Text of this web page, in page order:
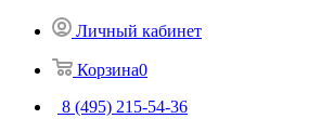
Личный кабинет
Корзина0
8 (495) 215-54-36